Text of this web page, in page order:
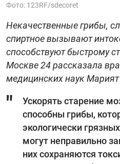
Фото: 123RF/sdecoret
Некачественные грибы,
спиртное вызывают
способствуют быстрому
Москве 24 рассказала
медицинских наук
Ускорять старение
способны грибы,
экологически
могут неправильно
них сохраняются